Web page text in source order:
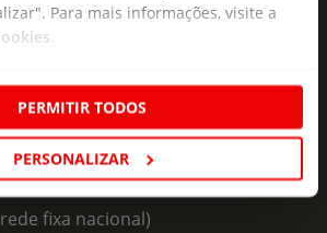
Para mais informações, visite a
PERMITIR TODOS
PERSONALIZAR
fixa nacional)